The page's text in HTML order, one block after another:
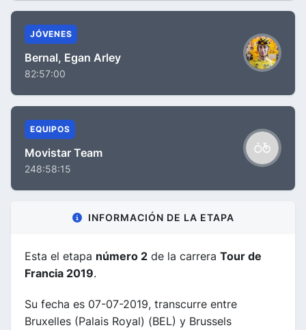
JÓVENES
Bernal, Egan Arley
82:57:00
EQUIPOS
Movistar Team
248:58:15
INFORMACIÓN DE LA ETAPA
Esta el etapa número 2 de la carrera Tour de
Francia 2019.
Su fecha es 07-07-2019, transcurre entre
Bruxelles (Palais Royal) (BEL) y Brussels